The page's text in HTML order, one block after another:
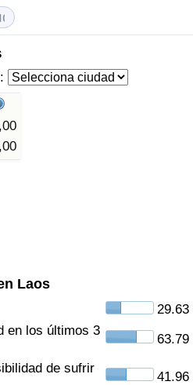
Laos
29.63
en los últimos 3
63.79
de sufrir
41.96
país
(Actual)
por País
(Actual)
país
Criminalidad